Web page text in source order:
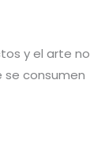
y el arte no
se consumen